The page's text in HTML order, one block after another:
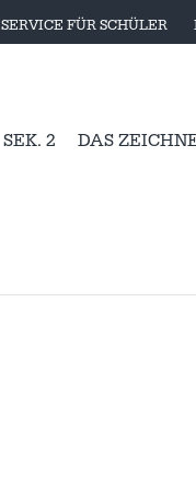
SERVICE FÜR SCHÜLER
SEK. 2 DAS